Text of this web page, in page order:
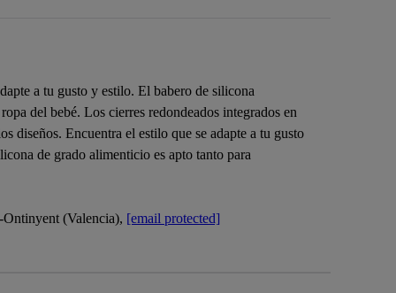
a tu gusto y estilo. El babero de silicona
del bebé. Los cierres redondeados integrados en
diseños. Encuentra el estilo que se adapte a tu gusto
de grado alimenticio es apto tanto para
(Valencia), [email protected]